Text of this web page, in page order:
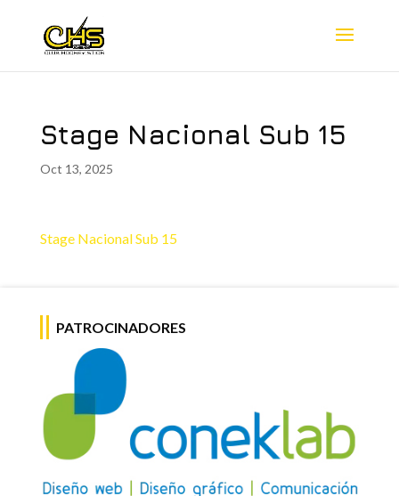
Stage Nacional Sub 15
Oct 13, 2025
Stage Nacional Sub 15
PATROCINADORES